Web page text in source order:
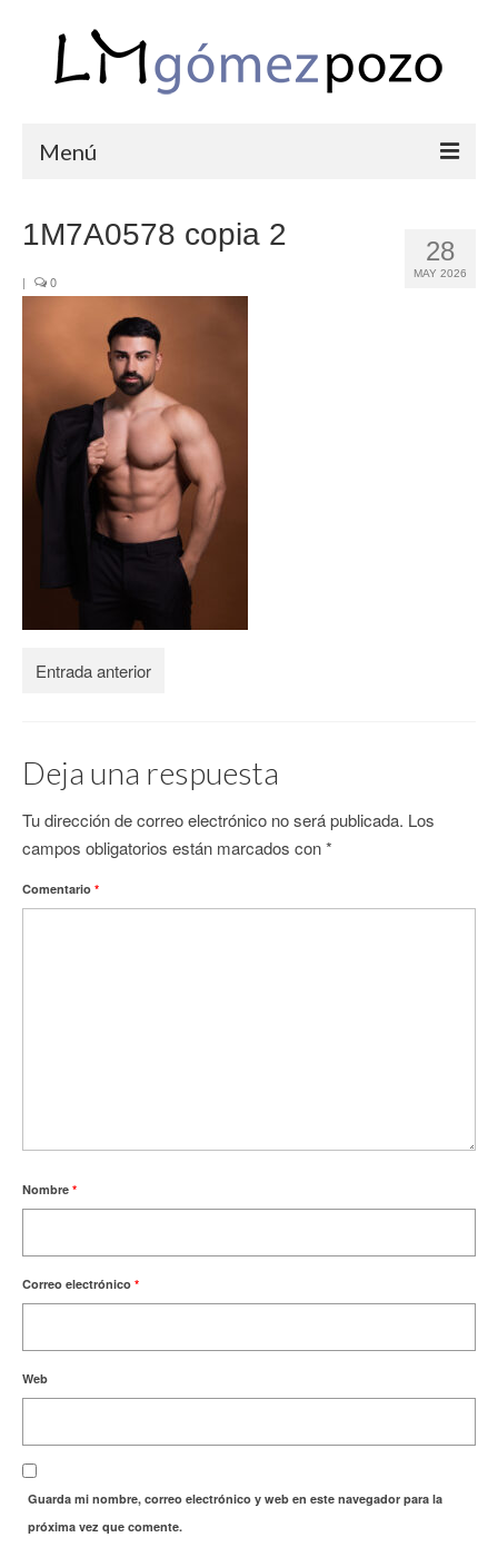
Menú
COMUNIONES
CORPORATIVAS
SEMANA SANTA
BLOG
SOBRE LM
CONTACTO
28
MAY 2026
1M7A0578 copia 2
| 0
Entrada anterior
Deja una respuesta
Tu dirección de correo electrónico no será publicada. Los
campos obligatorios están marcados con*
Comentario *
Nombre *
Correo electrónico *
Web
Guarda mi nombre, correo electrónico y web en este navegador para la
próxima vez que comente.